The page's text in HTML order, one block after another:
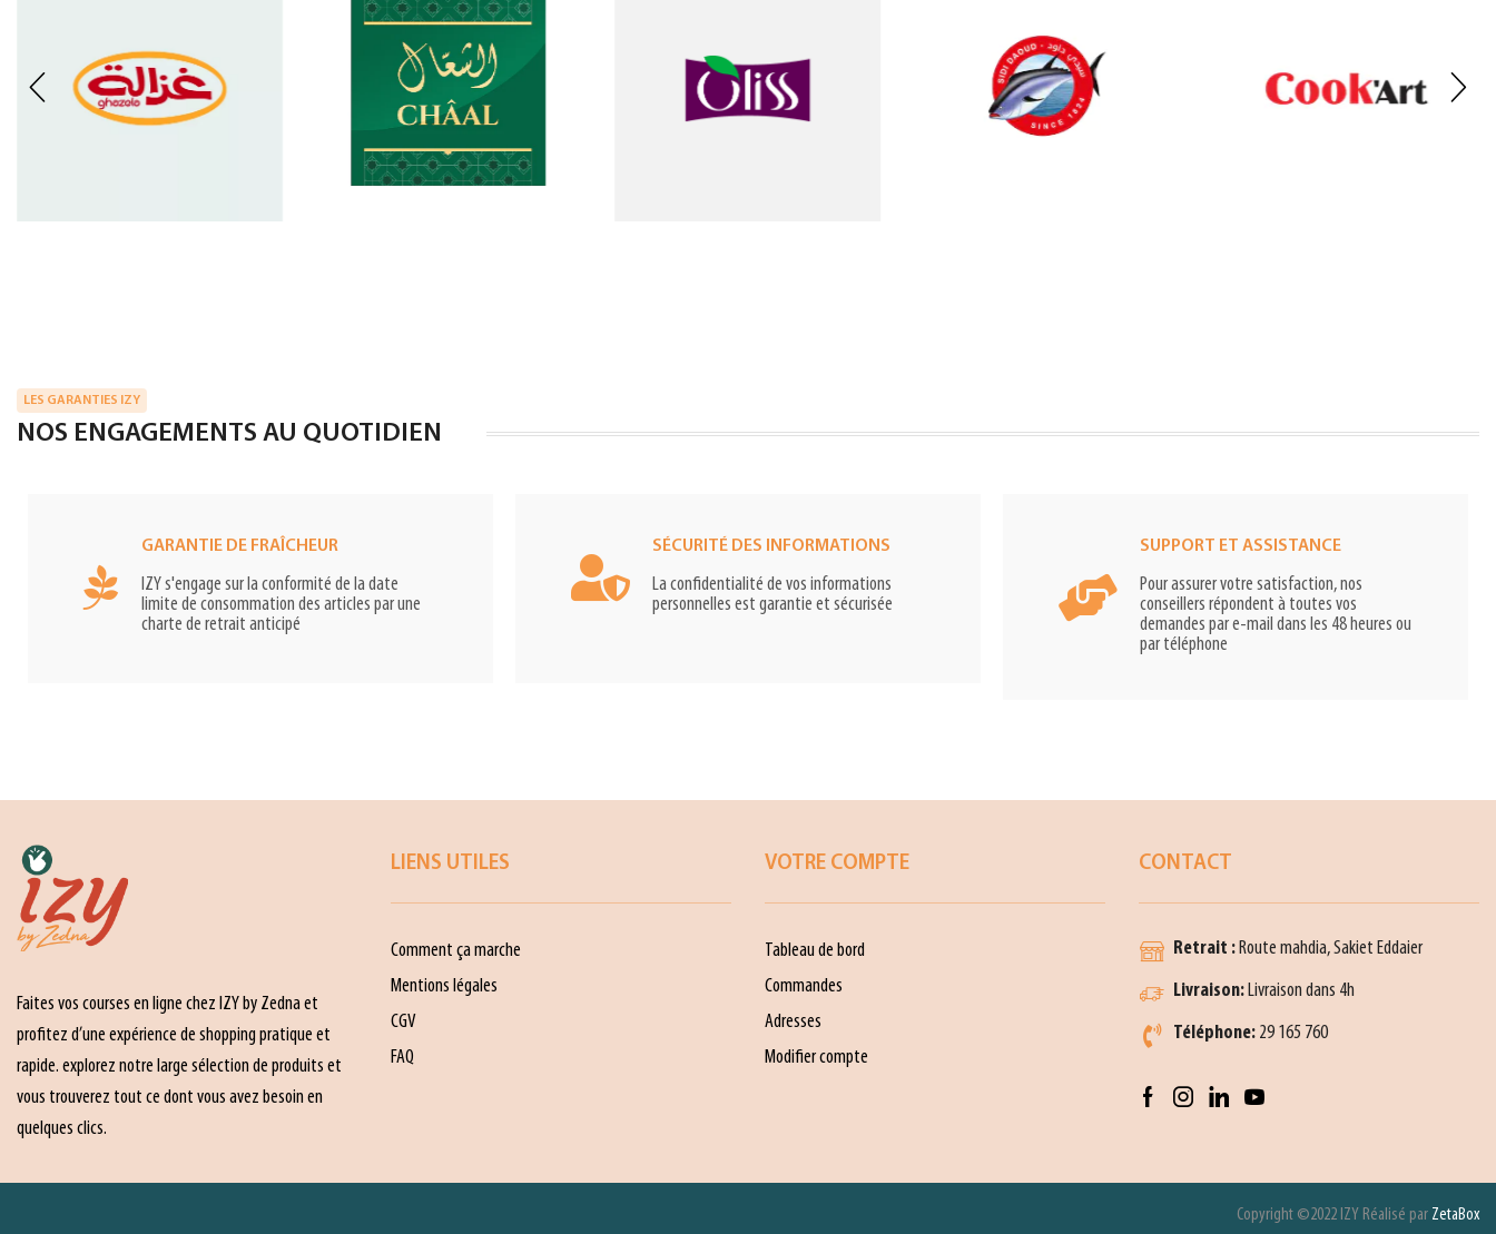
LES GARANTIES IZY
NOS ENGAGEMENTS AU QUOTIDIEN
GARANTIE DE FRAÎCHEUR
IZY s'engage sur la conformité de la date
limite de consommation des articles par une
charte de retrait anticipé
SÉCURITÉ DES INFORMATIONS
La confidentialité de vos informations
personnelles est garantie et sécurisée
SUPPORT ET ASSISTANCE
Pour assurer votre satisfaction, nos
conseillers répondent à toutes vos
demandes par e-mail dans les 48 heures ou
par téléphone
Faites vos courses en ligne chez IZY by Zedna et
profitez d’une expérience de shopping pratique et
rapide. explorez notre large sélection de produits et
vous trouverez tout ce dont vous avez besoin en
quelques clics.
LIENS UTILES
Comment ça marche
Mentions légales
CGV
FAQ
VOTRE COMPTE
Tableau de bord
Commandes
Adresses
Modifier compte
CONTACT
Retrait :Route mahdia, Sakiet Eddaier
Livraison:Livraison dans 4h
Téléphone: 29 165 760
Copyright ©2022 IZY Réalisé par ZetaBox